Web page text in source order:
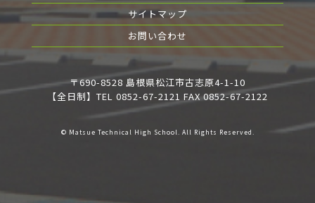
サイトマップ
お問い合わせ
〒690-8528 島根県松江市古志原4-1-10
【全日制】TEL 0852-67-2121 FAX 0852-67-2122
© Matsue Technical High School. All Rights Reserved.